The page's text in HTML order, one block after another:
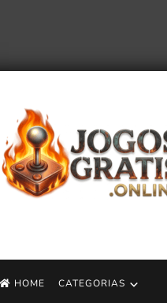
HOME CATEGORIAS